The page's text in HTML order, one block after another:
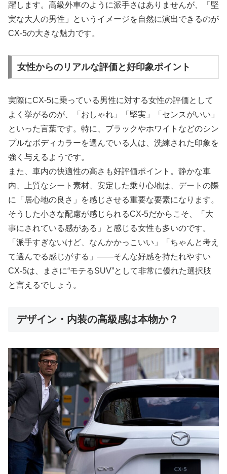
躍します。高級外車のように派手さはありませんが、「堅
実な大人の男性」というイメージを自然に演出できるのが
CX-5の大きな魅力です。
女性からのリアルな評価と好印象ポイント
実際にCX-5に乗っている男性に対する女性の評価として
よく挙がるのが、「おしゃれ」「堅実」「センスがいい」
といった言葉です。特に、ブラックやホワイトなどのシン
プルなボディカラーを選んでいる人は、洗練された印象を
強く与えるようです。
また、車内の快適性の高さも好評価ポイント。静かな車
内、上質なシート素材、安定した乗り心地は、デートの際
に「居心地の良さ」を感じさせる重要な要素になります。
そうした小さな配慮が感じられるCX-5だからこそ、「大
事にされている感がある」と感じる女性も多いのです。
「派手すぎないけど、なんかかっこいい」「ちゃんと考え
て選んでる感じがする」——そんな好感を持たれやすい
CX-5は、まさに“モテるSUV”として非常に優れた選択肢
と言えるでしょう。
デザイン・内装の高級感は本物か？